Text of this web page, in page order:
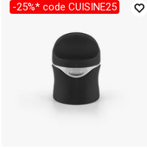
-25%* code CUISINE25